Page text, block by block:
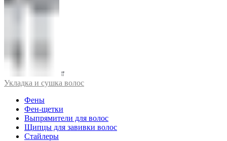
Укладка и сушка волос
Фены
Фен-щетки
Выпрямители для волос
Щипцы для завивки волос
Стайлеры